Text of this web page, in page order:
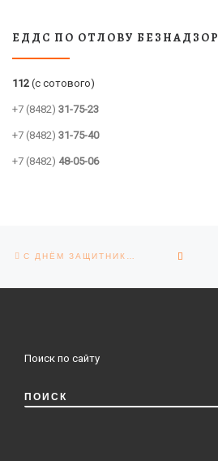
ЕДДС ПО ОТЛОВУ
112 (с сотового)
+7 (8482) 31-75-23
+7 (8482) 31-75-40
+7 (8482) 48-05-06
Навигация по записям
Поиск по сайту
ПОИСК